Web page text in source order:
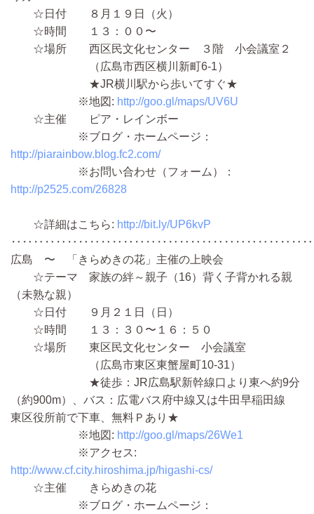
☆日付 ８月１９日（火）
☆時間 １３：００〜
☆場所 西区民文化センター ３階 小会議室２
（広島市西区横川新町6-1）
★JR横川駅から歩いてすぐ★
※地図: http://goo.gl/maps/UV6U
☆主催 ピア・レインボー
※ブログ・ホームページ：
http://piarainbow.blog.fc2.com/
※お問い合わせ（フォーム）：
http://p2525.com/26828
☆詳細はこちら: http://bit.ly/UP6kvP
広島 〜 「きらめきの花」主催の上映会
☆テーマ 家族の絆～親子（16）背く子背かれる親
（未熟な親）
☆日付 ９月２１日（日）
☆時間 １３：３０〜１６：５０
☆場所 東区民文化センター 小会議室
（広島市東区東蟹屋町10-31）
★徒歩：JR広島駅新幹線口より東へ約9分
（約900m）、バス：広電バス府中線又は牛田早稲田線
東区役所前で下車、無料Ｐあり★
※地図: http://goo.gl/maps/26We1
※アクセス:
http://www.cf.city.hiroshima.jp/higashi-cs/
☆主催 きらめきの花
※ブログ・ホームページ：